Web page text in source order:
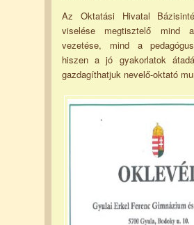
Az Oktatási Hivatal
viselése megtisztelő mind
vezetése, mind a
hiszen a jó gyakorlatok
gazdagíthatjuk nevelő-oktató